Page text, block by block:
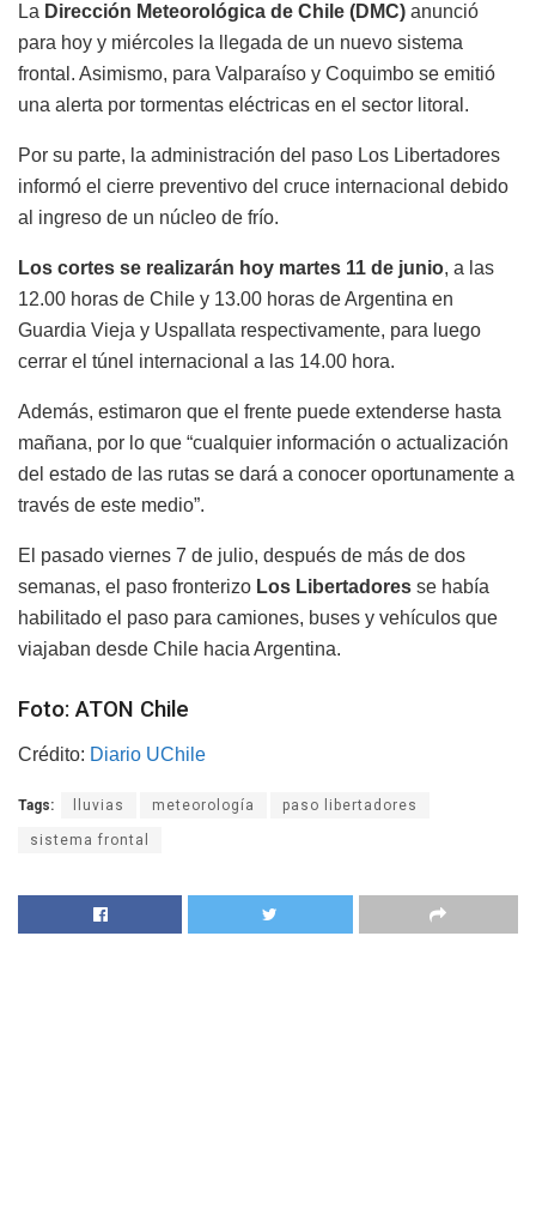
La Dirección Meteorológica de Chile (DMC) anunció
para hoy y miércoles la llegada de un nuevo sistema
frontal. Asimismo, para Valparaíso y Coquimbo se emitió
una alerta por tormentas eléctricas en el sector litoral.
Por su parte, la administración del paso Los Libertadores
informó el cierre preventivo del cruce internacional debido
al ingreso de un núcleo de frío.
Los cortes se realizarán hoy martes 11 de junio, a las
12.00 horas de Chile y 13.00 horas de Argentina en
Guardia Vieja y Uspallata respectivamente, para luego
cerrar el túnel internacional a las 14.00 hora.
Además, estimaron que el frente puede extenderse hasta
mañana, por lo que “cualquier información o actualización
del estado de las rutas se dará a conocer oportunamente a
través de este medio”.
El pasado viernes 7 de julio, después de más de dos
semanas, el paso fronterizo Los Libertadores se había
habilitado el paso para camiones, buses y vehículos que
viajaban desde Chile hacia Argentina.
Foto: ATON Chile
Crédito: Diario UChile
Tags: lluvias meteorología paso libertadores
sistema frontal